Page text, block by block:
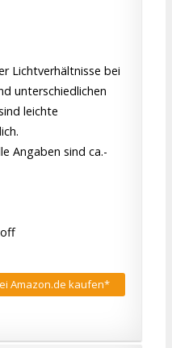
Lichtverhältnisse bei
unterschiedlichen
leichte
Angaben sind ca.-
Amazon.de kaufen*